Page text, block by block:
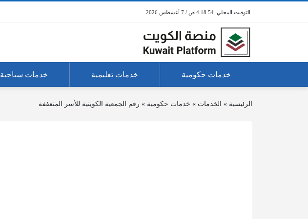
4:18:54 ص / 7 أغسطس 2026
خدمات حكومية خدمات تعليمية خدمات سياحية
الرئيسية » الخدمات » خدمات حكومية » رقم الجمعية الكويتية للأسر المتعففة